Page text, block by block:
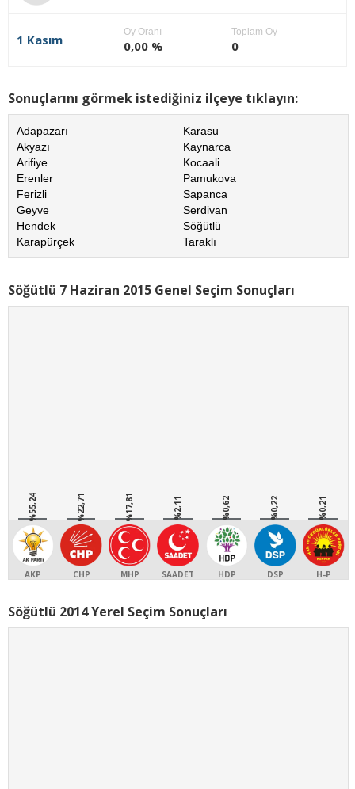
1 Kasım
Oy Oranı
0,00 %
Toplam Oy
0
Sonuçlarını görmek istediğiniz ilçeye tıklayın:
Adapazarı
Akyazı
Arifiye
Erenler
Ferizli
Geyve
Hendek
Karapürçek
Karasu
Kaynarca
Kocaali
Pamukova
Sapanca
Serdivan
Söğütlü
Taraklı
Söğütlü 7 Haziran 2015 Genel Seçim Sonuçları
%55,24
AKP
%22,71
CHP
%17,81
MHP
%2,11
SAADET
%0,62
HDP
%0,22
DSP
%0,21
H-P
Söğütlü 2014 Yerel Seçim Sonuçları